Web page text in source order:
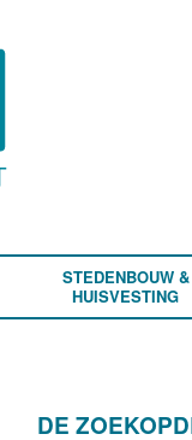
STEDENBOUW &
HUISVESTING
DE